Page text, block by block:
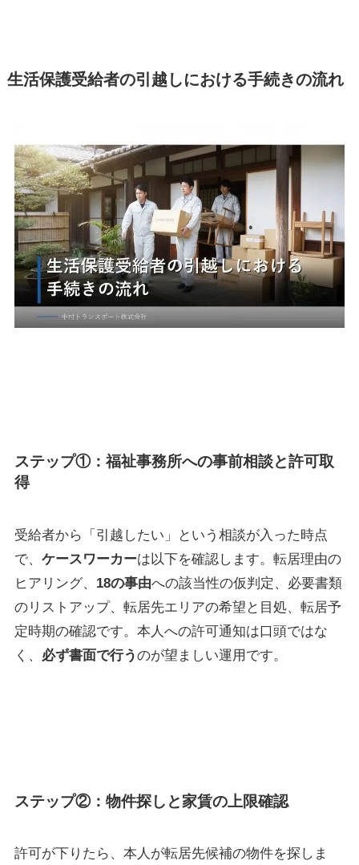
生活保護受給者の引越しにおける手続きの流れ
ステップ①：福祉事務所への事前相談と許可取
得
受給者から「引越したい」という相談が入った時点
で、 ケースワーカーは以下を確認します。転居理由の
ヒアリング、 18の事由への該当性の仮判定、必要書類
のリストアップ、転居先エリアの希望と目処、転居予
定時期の確認です。本人への許可通知は口頭ではな
く、 必ず書面で行うのが望ましい運用です。
ステップ②：物件探しと家賃の上限確認
許可が下りたら、本人が転居先候補の物件を探しま